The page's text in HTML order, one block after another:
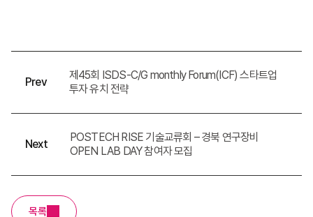
Prev
제45회 ISDS-C/G monthly Forum(ICF) 스타트업
투자 유치 전략
Next
POSTECH RISE 기술교류회 – 경북 연구장비
OPEN LAB DAY 참여자 모집
목록